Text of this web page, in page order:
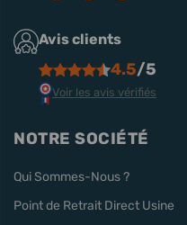
Avis clients
4.5/5
Voir les avis vérifiés
NOTRE SOCIÉTÉ
Qui Sommes-Nous ?
Point de Retrait Direct Usine